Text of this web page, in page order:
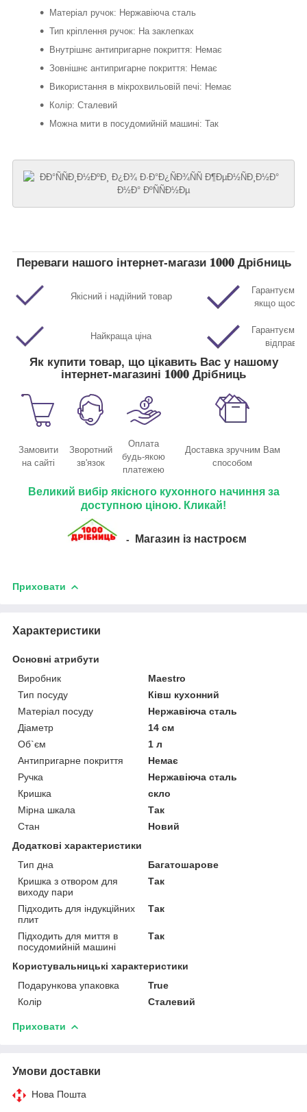
Матеріал ручок: Нержавіюча сталь
Тип кріплення ручок: На заклепках
Внутрішнє антипригарне покриття: Немає
Зовнішнє антипригарне покриття: Немає
Використання в мікрохвильовій печі: Немає
Колір: Сталевий
Можна мити в посудомийній машині: Так
Переваги нашого інтернет-магази 𝟏𝟎𝟎𝟎 Дрібниць
Якісний і надійний товар
Гарантуємо
якщо щось
Найкраща ціна
Гарантуємо
Як купити товар, що цікавить Вас у нашому
інтернет-магазині 𝟏𝟎𝟎𝟎 Дрібниць
Замовити
на сайті
Зворотний
зв'язок
Оплата
будь-якою
платежею
Доставка зручним Вам
способом
Великий вибір якісного кухонного начиння за
доступною ціною. Кликай!
- Магазин із настроєм
Приховати
Характеристики
Основні атрибути
Виробник
Maestro
Тип посуду
Ківш кухонний
Матеріал посуду
Нержавіюча сталь
Діаметр
14 см
Об`єм
1 л
Антипригарне покриття
Немає
Ручка
Нержавіюча сталь
Кришка
скло
Мірна шкала
Так
Стан
Новий
Додаткові характеристики
Тип дна
Багатошарове
Кришка з отвором для
виходу пари
Так
Підходить для індукційних
плит
Так
Підходить для миття в
посудомийній машині
Так
Користувальницькі характеристики
Подарункова упаковка
True
Колір
Сталевий
Приховати
Умови доставки
Нова Пошта